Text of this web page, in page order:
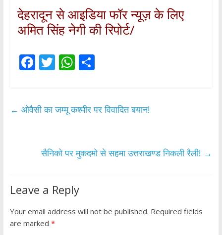
देहरादून से आइडिया फॉर न्यूज़ के लिए
अमित सिंह नेगी की रिपोर्ट/
F
b
k
T
er
W
s
p
S
e
← ओवैसी का जम्मू कश्मीर पर विवादित बयान!
सैनिको पर मुकदमो से सहमा उत्तराखण्ड निकली रैली! →
Leave a Reply
Your email address will not be published. Required fields
are marked *